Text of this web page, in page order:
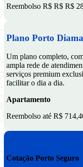
Reembolso R$ R$ R$
Plano Porto
Um plano completo,
ampla rede de
serviços premium
facilitar o dia a dia.
Apartamento
Reembolso até R$
Cotação Porto Seguro